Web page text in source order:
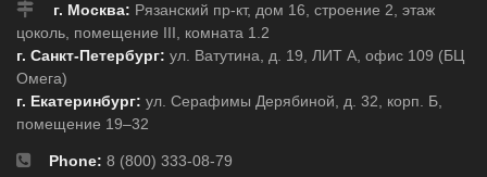
г. Москва: Рязанский пр-кт, дом 16, строение 2, этаж
цоколь, помещение III, комната 1.2
г. Санкт-Петербург: ул. Ватутина, д. 19, ЛИТ А, офис 109 (БЦ
Омега)
г. Екатеринбург: ул. Серафимы Дерябиной, д. 32, корп. Б,
помещение 19–32
Phone: 8 (800) 333-08-79